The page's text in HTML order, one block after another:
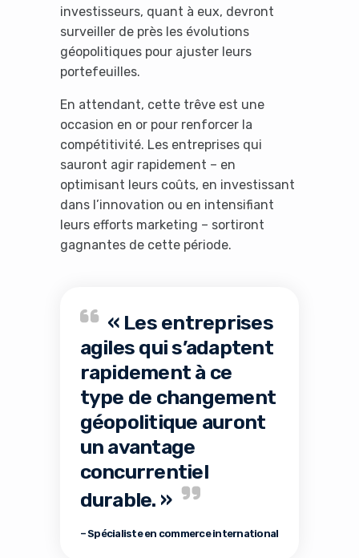
investisseurs, quant à eux, devront
surveiller de près les évolutions
géopolitiques pour ajuster leurs
portefeuilles.
En attendant, cette trêve est une
occasion en or pour renforcer la
compétitivité. Les entreprises qui
sauront agir rapidement – en
optimisant leurs coûts, en investissant
dans l’innovation ou en intensifiant
leurs efforts marketing – sortiront
gagnantes de cette période.
« Les entreprises
agiles qui s’adaptent
rapidement à ce
type de changement
géopolitique auront
un avantage
concurrentiel
durable. »
– Spécialiste en commerce international